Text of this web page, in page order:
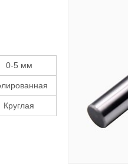
0-5 мм
Круглая